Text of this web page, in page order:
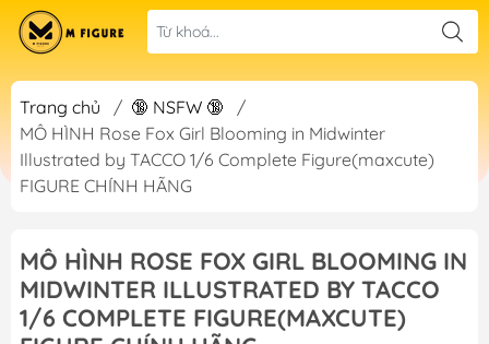
Trang chủ / 🔞 NSFW 🔞
/
MÔ HÌNH Rose Fox Girl Blooming in Midwinter
Illustrated by TACCO 1/6 Complete Figure(maxcute)
FIGURE CHÍNH HÃNG
MÔ HÌNH ROSE FOX GIRL BLOOMING IN
MIDWINTER ILLUSTRATED BY TACCO
1/6 COMPLETE FIGURE(MAXCUTE)